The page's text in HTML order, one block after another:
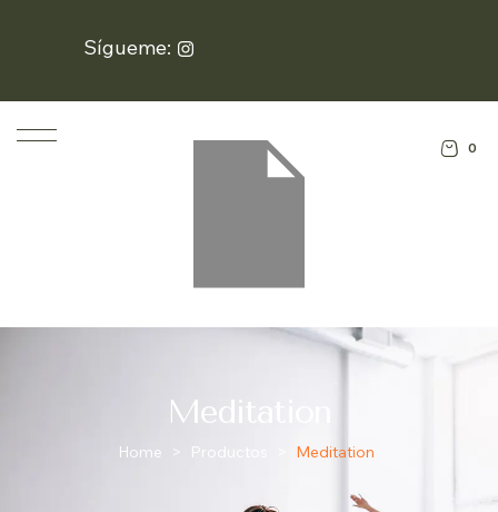
Sígueme:
0
Meditation
Home > Productos Meditation